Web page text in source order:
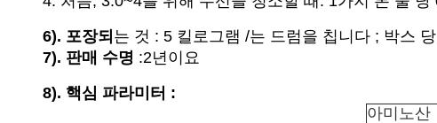
6). 포장되 는 것 : 5 킬로그램 /는 드럼을 칩니다 ; 박스
7). 판매 수명 :2년이요
8). 핵심 파라미터 :
아미노산